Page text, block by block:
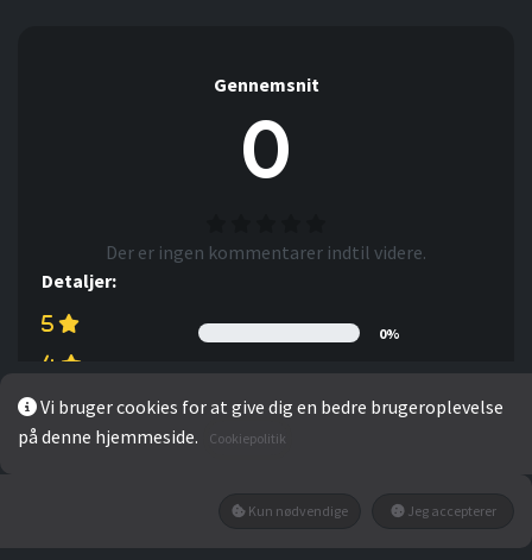
Gennemsnit
0
Der er ingen kommentarer indtil videre.
Detaljer:
0%
0%
Vi bruger cookies for at give dig en bedre brugeroplevelse
på denne hjemmeside.
Cookiepolitik
Kun nødvendige Jeg accepterer